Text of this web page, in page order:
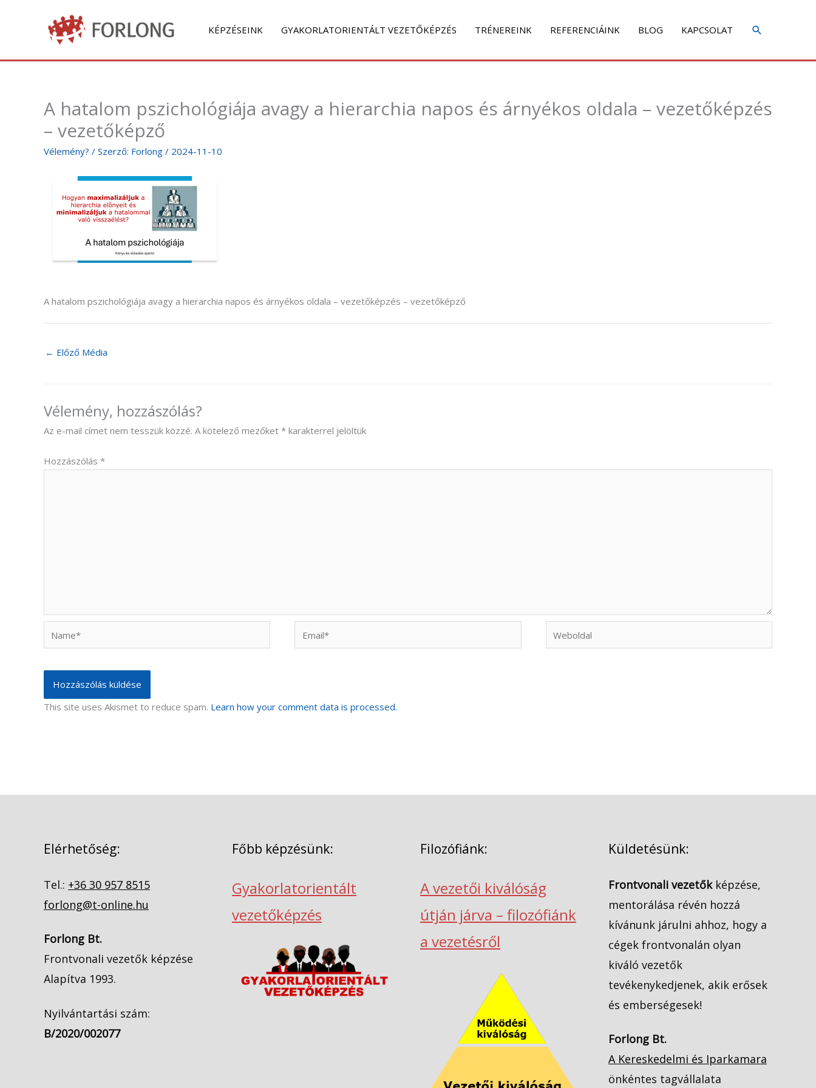
KÉPZÉSEINK GYAKORLATORIENTÁLT VEZETŐKÉPZÉS TRÉNEREINK REFERENCIÁINK BLOG KAPCSOLAT
A hatalom pszichológiája avagy a hierarchia napos és árnyékos oldala – vezetőképzés
– vezetőképző
Vélemény? / Szerző: Forlong / 2024-11-10
A hatalom pszichológiája avagy a hierarchia napos és árnyékos oldala – vezetőképzés – vezetőképző
← Előző Média
Vélemény, hozzászólás?
Az e-mail címet nem tesszük közzé. A kötelező mezőket * karakterrel jelöltük
Hozzászólás *
This site uses Akismet to reduce spam. Learn how your comment data is processed.
Elérhetőség:
Tel.: +36 30 957 8515
forlong@t-online.hu
Forlong Bt.
Frontvonali vezetők képzése
Alapítva 1993.
Nyilvántartási szám:
B/2020/002077
Főbb képzésünk:
Gyakorlatorientált
vezetőképzés
Filozófiánk:
A vezetői kiválóság
útján járva – filozófiánk
a vezetésről
Küldetésünk:
Frontvonali vezetőkképzése,
mentorálása révén hozzá
kívánunk járulni ahhoz, hogy a
cégek frontvonalán olyan
kiváló vezetők
tevékenykedjenek, akik erősek
és emberségesek!
Forlong Bt.
A Kereskedelmi és Iparkamara
önkéntes tagvállalata